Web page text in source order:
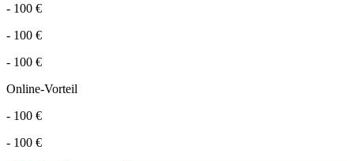
- 100 €
- 100 €
- 100 €
Online-Vorteil
- 100 €
- 100 €